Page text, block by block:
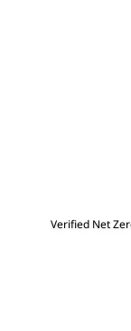
Verified Net